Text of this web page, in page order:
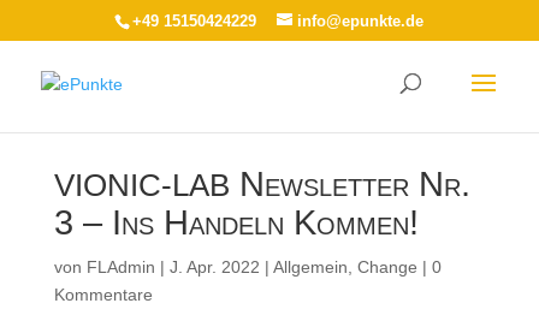
+49 15150424229 info@epunkte.de
VIONIC-LAB Newsletter Nr.
3 – Ins Handeln Kommen!
von FLAdmin | J. Apr. 2022 | Allgemein Change | 0
Kommentare